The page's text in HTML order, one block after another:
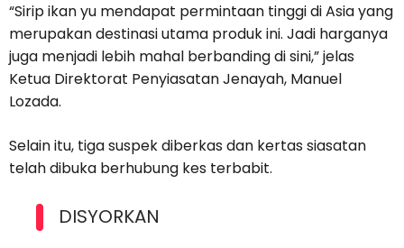
“Sirip ikan yu mendapat permintaan tinggi di Asia yang
merupakan destinasi utama produk ini. Jadi harganya
juga menjadi lebih mahal berbanding di sini,” jelas
Ketua Direktorat Penyiasatan Jenayah, Manuel
Lozada.
Selain itu, tiga suspek diberkas dan kertas siasatan
telah dibuka berhubung kes terbabit.
DISYORKAN